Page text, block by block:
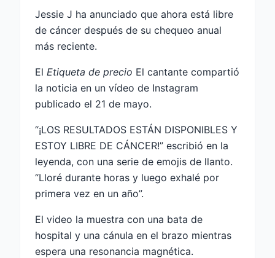
Jessie J ha anunciado que ahora está libre
de cáncer después de su chequeo anual
más reciente.
El Etiqueta de precio El cantante compartió
la noticia en un vídeo de Instagram
publicado el 21 de mayo.
“¡LOS RESULTADOS ESTÁN DISPONIBLES Y
ESTOY LIBRE DE CÁNCER!” escribió en la
leyenda, con una serie de emojis de llanto.
“Lloré durante horas y luego exhalé por
primera vez en un año”.
El video la muestra con una bata de
hospital y una cánula en el brazo mientras
espera una resonancia magnética.